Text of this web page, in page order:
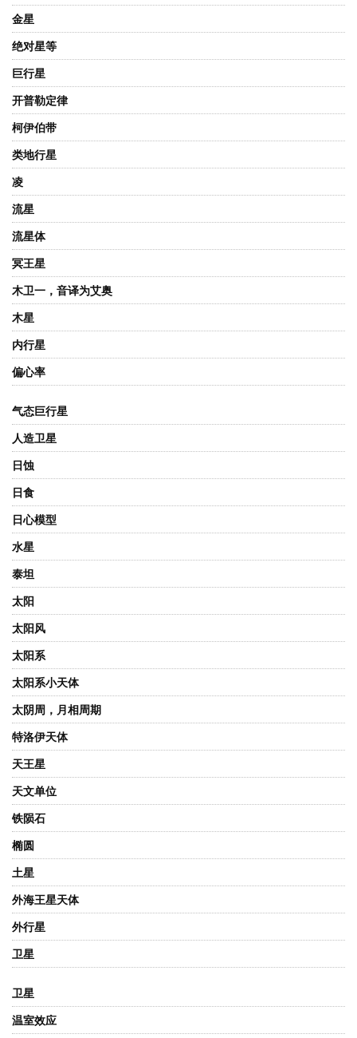
金星
绝对星等
巨行星
开普勒定律
柯伊伯带
类地行星
凌
流星
流星体
冥王星
木卫一，音译为艾奥
木星
内行星
偏心率
气态巨行星
人造卫星
日蚀
日食
日心模型
水星
泰坦
太阳
太阳风
太阳系
太阳系小天体
太阴周，月相周期
特洛伊天体
天王星
天文单位
铁陨石
椭圆
土星
外海王星天体
外行星
卫星
卫星
温室效应